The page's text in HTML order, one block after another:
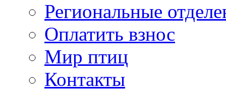
Региональные
Оплатить взнос
Мир птиц
Контакты